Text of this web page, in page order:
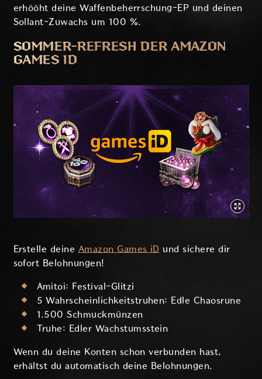
erhööht deine Waffenbeherrschung-EP und deinen
Sollant-Zuwachs um 100 %.
SOMMER-REFRESH DER AMAZON
GAMES ID
Erstelle deine Amazon Games iD und sichere dir
sofort Belohnungen!
Amitoi: Festival-Glitzi
5 Wahrscheinlichkeitstruhen: Edle Chaosrune
1.500 Schmuckmünzen
Truhe: Edler Wachstumsstein
Wenn du deine Konten schon verbunden hast,
erhältst du automatisch deine Belohnungen.